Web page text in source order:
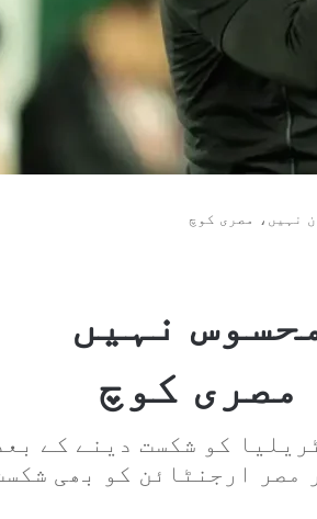
نہیں، مصری کوچ
نہیں
مصری کوچ
کو شکست دینے کے
مصر ارجنٹائن کو بھی